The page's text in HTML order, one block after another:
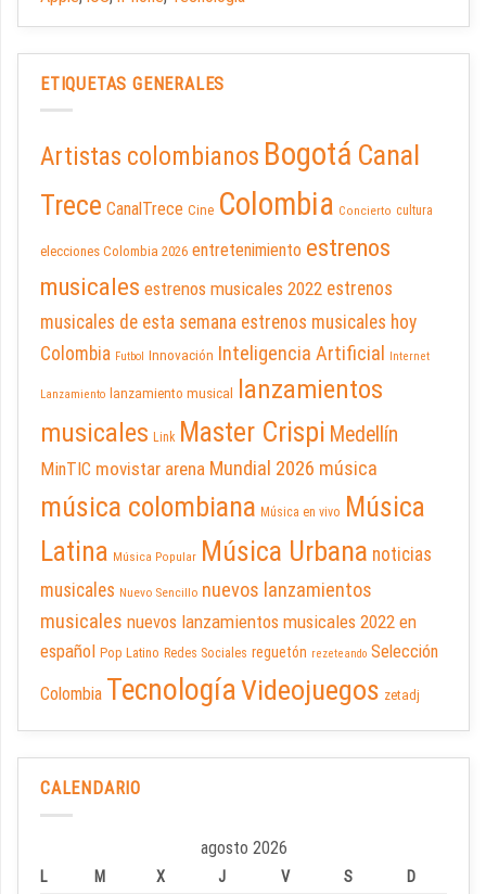
ETIQUETAS GENERALES
Artistas colombianos Bogotá Canal
Trece CanalTrece Cine Colombia Concierto cultura
elecciones Colombia 2026 entretenimiento estrenos
musicales estrenos musicales 2022 estrenos
musicales de esta semana estrenos musicales hoy
Colombia Futbol Innovación Inteligencia Artificial Internet
Lanzamiento lanzamiento musical
lanzamientos
musicales Link Master Crispi Medellín
MinTIC movistar arena Mundial 2026 música
música colombiana Música en vivo Música
Latina Música Popular Música Urbana noticias
musicales Nuevo Sencillo nuevos lanzamientos
musicales nuevos lanzamientos musicales 2022 en
español Pop Latino Redes Sociales reguetón rezeteando Selección
Colombia TecnologíaVideojuegos zetadj
CALENDARIO
agosto 2026
L M X J V S
D